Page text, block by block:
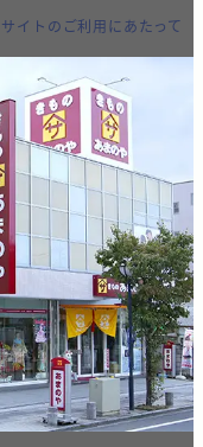
サイトのご利用にあたって